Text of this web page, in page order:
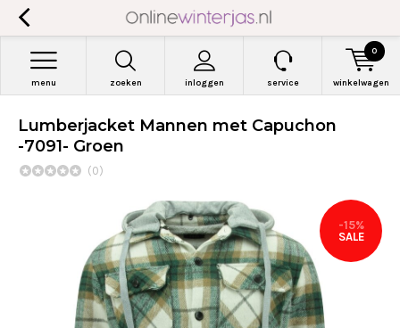
zoeken inloggen
menu service winkelwagen
0
Lumberjacket Mannen met Capuchon
-7091- Groen
(0)
-15%
SALE